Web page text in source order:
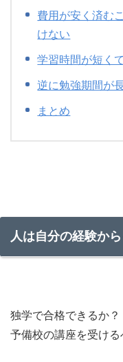
費用が安く済む
けない
学習時間が短く
逆に勉強期間が
まとめ
人は自分の経験か
独学で合格できるか？
予備校の講座を受ける